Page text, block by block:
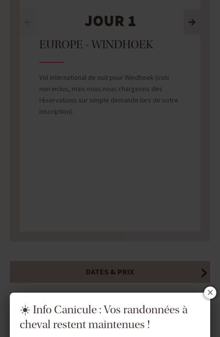
JOUR 1
EUROPE - WINDHOEK
Vol international de nuit pour Windhoek (vols
non inclus, mais nous nous chargeons des
réservations sur simple demande lors de votre
inscription).
DATES & PRIX
INFOS ÉQUESTRES
☀️ Info Canicule : Vos randonnées à
cheval restent maintenues !